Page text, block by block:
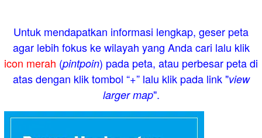
Untuk mendapatkan informasi lengkap, geser peta
agar lebih fokus ke wilayah yang Anda cari lalu klik
icon merah (pintpoin) pada peta, atau perbesar peta di
atas dengan klik tombol “+” lalu klik pada link "view
larger map".